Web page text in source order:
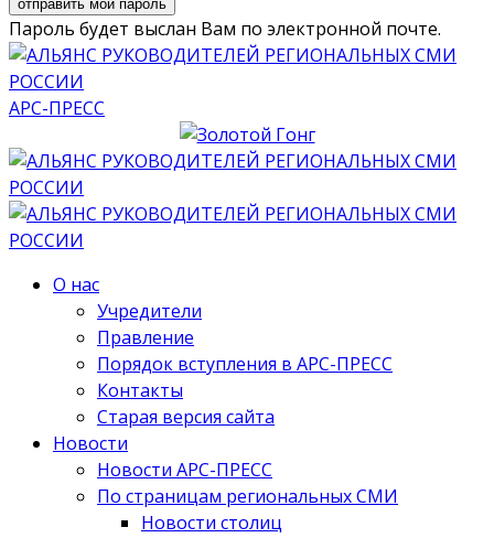
Пароль будет выслан Вам по электронной почте.
АРС-ПРЕСС
О нас
Учредители
Правление
Порядок вступления в АРС-ПРЕСС
Контакты
Старая версия сайта
Новости
Новости АРС-ПРЕСС
По страницам региональных СМИ
Новости столиц